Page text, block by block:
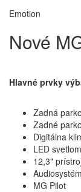
Emotion
Nové
Hlavné prvky
Zadná
Zadné
Digitálna
LED
12,3"
MG Pilot